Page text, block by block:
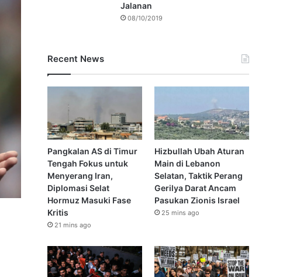
Jalanan
08/10/2019
Recent News
Pangkalan AS di Timur
Tengah Fokus untuk
Menyerang Iran,
Diplomasi Selat
Hormuz Masuki Fase
Kritis
21 mins ago
Hizbullah Ubah Aturan
Main di Lebanon
Selatan, Taktik Perang
Gerilya Darat Ancam
Pasukan Zionis Israel
25 mins ago